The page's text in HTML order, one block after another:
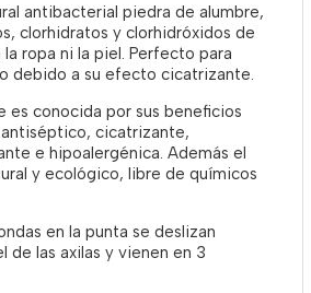
antibacterial piedra de alumbre,
clorhidratos y clorhidróxidos de
ropa ni la piel. Perfecto para
debido a su efecto cicatrizante.
es conocida por sus beneficios
cicatrizante,
e hipoalergénica. Además el
y ecológico, libre de químicos
en la punta se deslizan
de las axilas y vienen en 3